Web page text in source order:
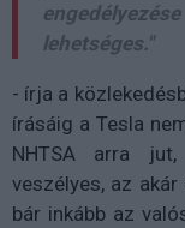
lehetséges."
- írja a
írásáig a Tesla
NHTSA arra
veszélyes, az
bár inkább az